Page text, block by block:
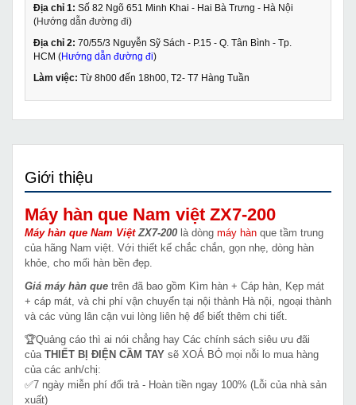
Địa chỉ 1: Số 82 Ngõ 651 Minh Khai - Hai Bà Trưng - Hà Nội
(Hướng dẫn đường đi)
Địa chỉ 2: 70/55/3 Nguyễn Sỹ Sách - P.15 - Q. Tân Bình - Tp.
HCM (Hướng dẫn đường đi)
Làm việc: Từ 8h00 đến 18h00, T2- T7 Hàng Tuần
Giới thiệu
Máy hàn que Nam việt ZX7-200
Máy hàn que Nam ViệtZX7-200 là dòng máy hàn que tầm trung
của hãng Nam việt. Với thiết kế chắc chắn, gọn nhẹ, dòng hàn
khỏe, cho mối hàn bền đẹp.
Giá máy hàn que trên đã bao gồm Kìm hàn + Cáp hàn, Kẹp mát
+ cáp mát, và chi phí vận chuyển tại nội thành Hà nội, ngoại thành
và các vùng lân cận vui lòng liên hệ để biết thêm chi tiết.
🏆Quảng cáo thì ai nói chẳng hay Các chính sách siêu ưu đãi
của THIẾT BỊ ĐIỆN CẦM TAY sẽ XOÁ BỎ mọi nỗi lo mua hàng
của các anh/chị:
✅7 ngày miễn phí đổi trả - Hoàn tiền ngay 100% (Lỗi của nhà sản
xuất)